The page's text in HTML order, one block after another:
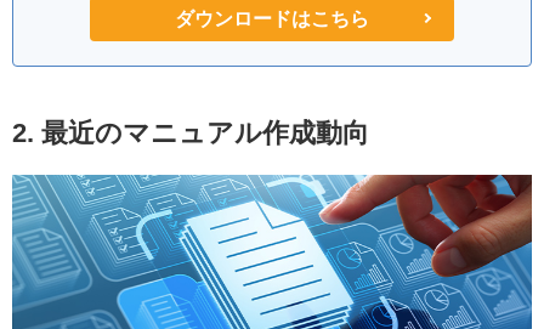
ダウンロードはこちら
2. 最近のマニュアル作成動向